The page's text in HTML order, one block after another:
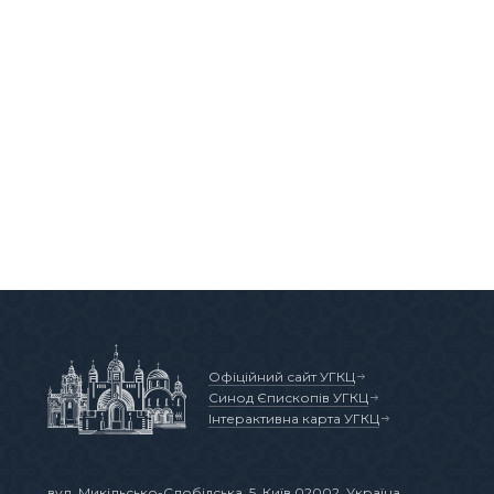
Офіційний сайт УГКЦ
Синод Єпископів УГКЦ
Інтерактивна карта УГКЦ